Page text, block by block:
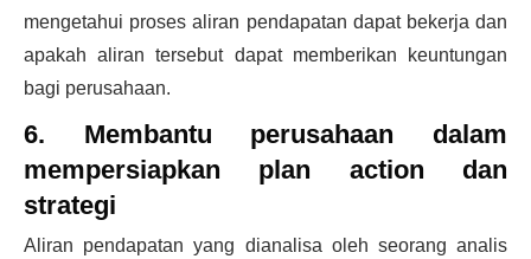
mengetahui proses aliran pendapatan dapat bekerja dan
apakah aliran tersebut dapat memberikan keuntungan
bagi perusahaan.
6. Membantu perusahaan dalam
mempersiapkan plan action dan
strategi
Aliran pendapatan yang dianalisa oleh seorang analis